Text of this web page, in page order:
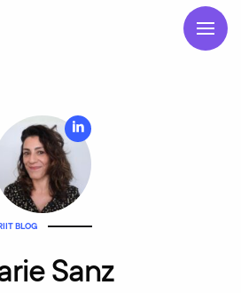
BLOG
Sanz